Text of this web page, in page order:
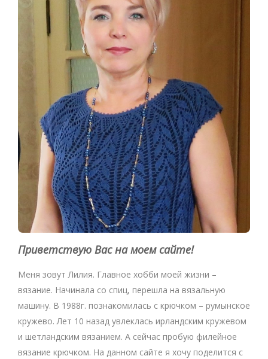
Приветствую Вас на моем сайте!
Меня зовут Лилия. Главное хобби моей жизни –
вязание. Начинала со спиц, перешла на вязальную
машину. В 1988г. познакомилась с крючком – румынское
кружево. Лет 10 назад увлеклась ирландским кружевом
и шетландским вязанием. А сейчас пробую филейное
вязание крючком. На данном сайте я хочу поделится с